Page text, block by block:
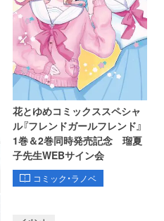
花とゆめコミックススペシャ
ル『フレンドガールフレンド』
1巻＆2巻同時発売記念 瑠夏
子先生WEBサイン会
コミック・ラノベ